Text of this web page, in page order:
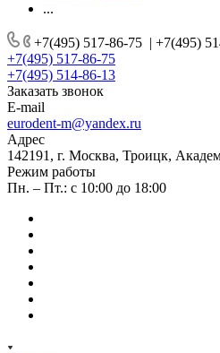
...
+7(495) 517-86-75 | +7(495)
+7(495) 517-86-75
+7(495) 514-86-13
Заказать звонок
E-mail
eurodent-m@yandex.ru
Адрес
142191, г. Москва, Троицк,
Режим работы
Пн. – Пт.: с 10:00 до 18:00